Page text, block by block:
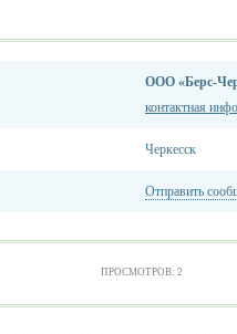
ООО «Берс-
контактная
Черкесск
Отправить
ПРОСМОТРОВ: 2